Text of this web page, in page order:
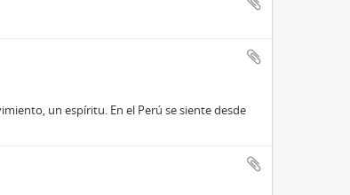
un espíritu. En el Perú se siente desde